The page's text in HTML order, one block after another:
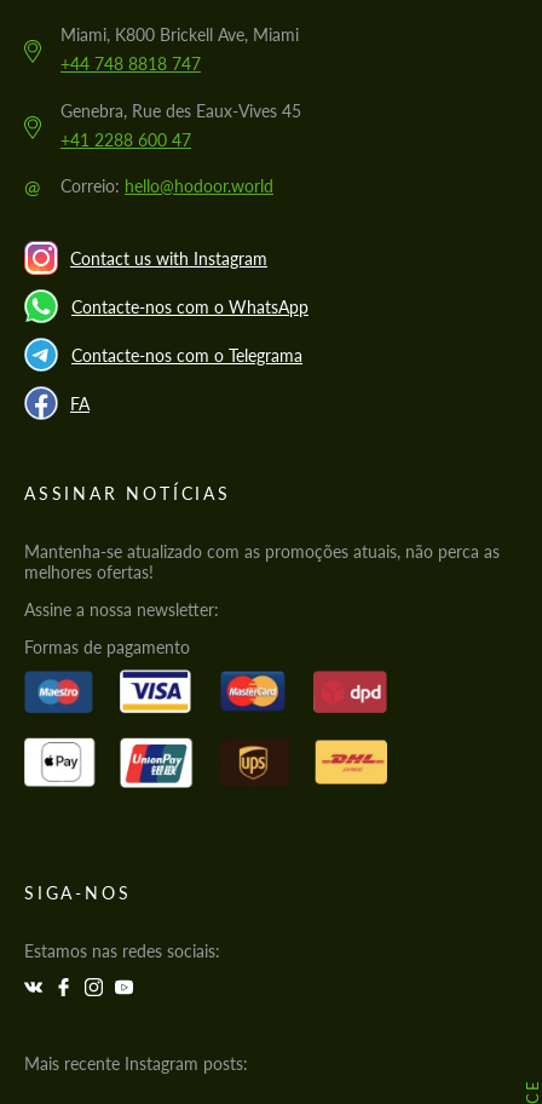
Miami, K800 Brickell Ave, Miami
+44 748 8818 747
Genebra, Rue des Eaux-Vives 45
+41 2288 600 47
@ Correio: hello@hodoor.world
Contact us with Instagram
Contacte-nos com o WhatsApp
Contacte-nos com o Telegrama
FA
ASSINAR NOTÍCIAS
Mantenha-se atualizado com as promoções atuais, não perca as
melhores ofertas!
Assine a nossa newsletter:
Formas de pagamento
SIGA-NOS
Estamos nas redes sociais:
Mais recente Instagram posts: